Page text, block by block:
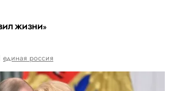
ЖИЗНИ»
единая россия